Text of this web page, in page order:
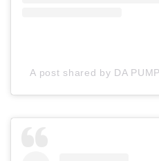
A post shared by DA